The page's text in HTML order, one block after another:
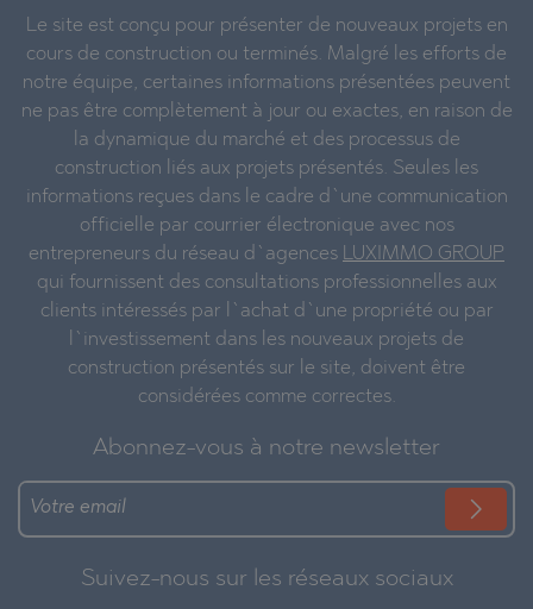
Le site est conçu pour présenter de nouveaux projets en
cours de construction ou terminés. Malgré les efforts de
notre équipe, certaines informations présentées peuvent
ne pas être complètement à jour ou exactes, en raison de
la dynamique du marché et des processus de
construction liés aux projets présentés. Seules les
informations reçues dans le cadre d`une communication
officielle par courrier électronique avec nos
entrepreneurs du réseau d`agences LUXIMMO GROUP
qui fournissent des consultations professionnelles aux
clients intéressés par l`achat d`une propriété ou par
l`investissement dans les nouveaux projets de
construction présentés sur le site, doivent être
considérées comme correctes.
Abonnez-vous à notre newsletter
Suivez-nous sur les réseaux sociaux